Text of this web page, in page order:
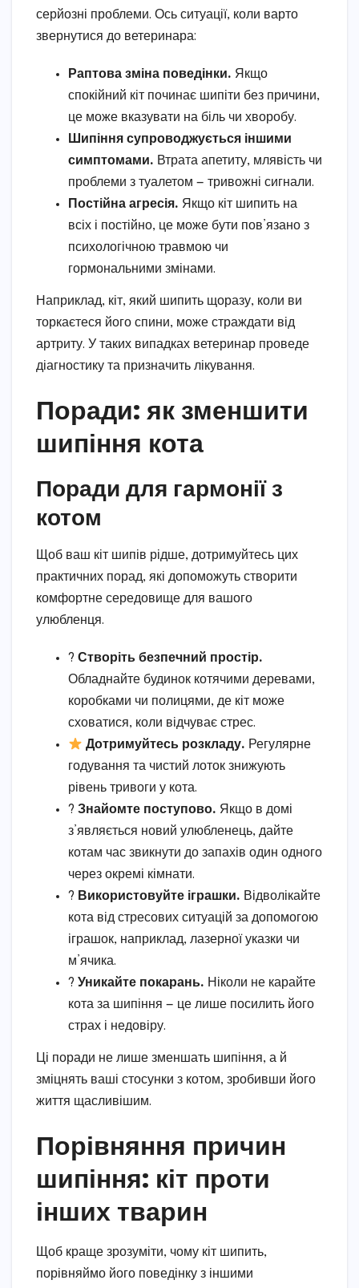
серйозні проблеми. Ось ситуації, коли варто
звернутися до ветеринара:
Раптова зміна поведінки. Якщо
спокійний кіт починає шипіти без причини,
це може вказувати на біль чи хворобу.
Шипіння супроводжується іншими
симптомами. Втрата апетиту, млявість чи
проблеми з туалетом — тривожні сигнали.
Постійна агресія. Якщо кіт шипить на
всіх і постійно, це може бути пов’язано з
психологічною травмою чи
гормональними змінами.
Наприклад, кіт, який шипить щоразу, коли ви
торкаєтеся його спини, може страждати від
артриту. У таких випадках ветеринар проведе
діагностику та призначить лікування.
Поради: як зменшити
шипіння кота
Поради для гармонії з
котом
Щоб ваш кіт шипів рідше, дотримуйтесь цих
практичних порад, які допоможуть створити
комфортне середовище для вашого
улюбленця.
? Створіть безпечний простір.
Обладнайте будинок котячими деревами,
коробками чи полицями, де кіт може
сховатися, коли відчуває стрес.
Дотримуйтесь розкладу. Регулярне
годування та чистий лоток знижують
рівень тривоги у кота.
? Знайомте поступово. Якщо в домі
з’являється новий улюбленець, дайте
котам час звикнути до запахів один одного
через окремі кімнати.
? Використовуйте іграшки. Відволікайте
кота від стресових ситуацій за допомогою
іграшок, наприклад, лазерної указки чи
м’ячика.
? Уникайте покарань. Ніколи не карайте
кота за шипіння — це лише посилить його
страх і недовіру.
Ці поради не лише зменшать шипіння, а й
зміцнять ваші стосунки з котом, зробивши його
життя щасливішим.
Порівняння причин
шипіння: кіт проти
інших тварин
Щоб краще зрозуміти, чому кіт шипить,
порівняймо його поведінку з іншими